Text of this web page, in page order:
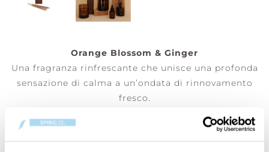
Orange Blossom & Ginger
Una fragranza rinfrescante che unisce una profonda
sensazione di calma a un’ondata di rinnovamento
fresco.
di incenso Cerería Mollá 1899 in un luogo tranquillo
e ben ventilato. Tieni l’estremità in legno, accendi